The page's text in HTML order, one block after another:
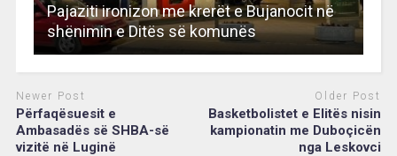
Pajaziti ironizon me krerët e Bujanocit në
shënimin e Ditës së komunës
Newer Post
Përfaqësuesit e
Ambasadës së SHBA-së
vizitë në Luginë
Older Post
Basketbolistet e Elitës nisin
kampionatin me Duboçicën
nga Leskovci